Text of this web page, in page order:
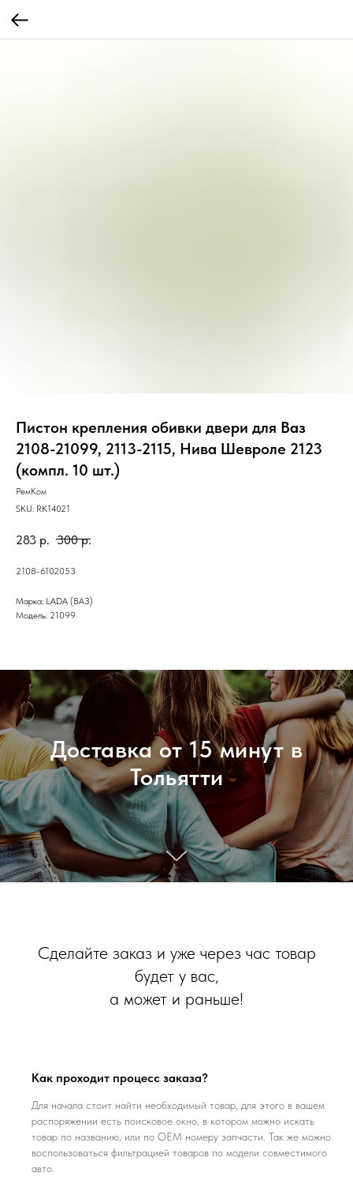
Пистон крепления обивки двери для Ваз
2108-21099, 2113-2115, Нива Шевроле 2123
(компл. 10 шт.)
РемКом
SKU: RK14021
283 р. 300 р.
2108-6102053
Марка: LADA (ВАЗ)
Модель: 21099
Доставка от 15 минут в
Тольятти
Сделайте заказ и уже через час товар
будет у вас,
а может и раньше!
Как проходит процесс заказа?
Для начала стоит найти необходимый товар, для этого в вашем
распоряжении есть поисковое окно, в котором можно искать
товар по названию, или по ОЕМ номеру запчасти. Так же можно
воспользоваться фильтрацией товаров по модели совместимого
авто.